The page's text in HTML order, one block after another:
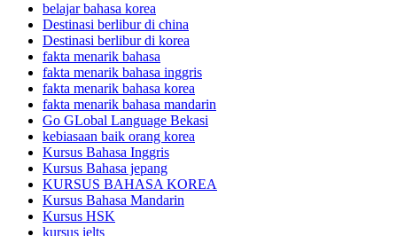
belajar bahasa korea
Destinasi berlibur di china
Destinasi berlibur di korea
fakta menarik bahasa
fakta menarik bahasa inggris
fakta menarik bahasa korea
fakta menarik bahasa mandarin
Go GLobal Language Bekasi
kebiasaan baik orang korea
Kursus Bahasa Inggris
Kursus Bahasa jepang
KURSUS BAHASA KOREA
Kursus Bahasa Mandarin
Kursus HSK
kursus ielts